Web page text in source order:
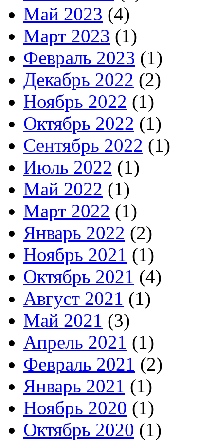
Май 2023 (4)
Март 2023 (1)
Февраль 2023 (1)
Декабрь 2022 (2)
Ноябрь 2022 (1)
Октябрь 2022 (1)
Сентябрь 2022 (1)
Июль 2022 (1)
Май 2022 (1)
Март 2022 (1)
Январь 2022 (2)
Ноябрь 2021 (1)
Октябрь 2021 (4)
Август 2021 (1)
Май 2021 (3)
Апрель 2021 (1)
Февраль 2021 (2)
Январь 2021 (1)
Ноябрь 2020 (1)
Октябрь 2020 (1)